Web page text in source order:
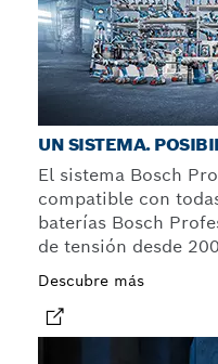
UN SISTEMA.
El sistema Bosch
compatible con
baterías Bosch
de tensión desde
Descubre más